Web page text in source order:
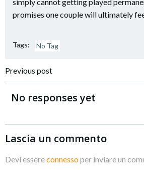
promises one couple will ultimately
Tags: No Tag
Navigazione
articoli
Previous post
No responses yet
Lascia un commento
Devi essereconnessoper inviare un